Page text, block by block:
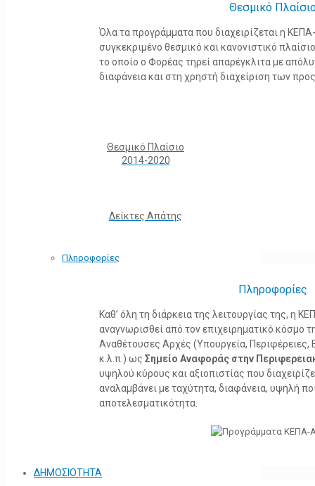
Θεσμικό
Όλα τα προγράμματα που διαχειρίζεται η
συγκεκριμένο θεσμικό και κανονιστικό
το οποίο ο Φορέας τηρεί απαρέγκλιτα με
διαφάνεια και στη χρηστή διαχείριση των
Θεσμικό Πλαίσιο
2014-2020
Δείκτες Απάτης
Πληροφορίες
Πληροφορίες
Καθ’ όλη τη διάρκεια της λειτουργίας της, η
αναγνωρισθεί από τον επιχειρηματικό κόσμο
Αναθέτουσες Αρχές (Υπουργεία, Περιφέρειες,
κ.λ.π.) ως Σημείο Αναφοράς στην
υψηλού κύρους και αξιοπιστίας που
αναλαμβάνει με ταχύτητα, διαφάνεια, υψηλή
αποτελεσματικότητα.
ΔΗΜΟΣΙΟΤΗΤΑ